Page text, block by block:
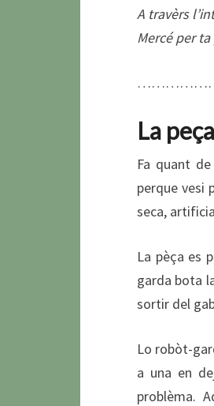
A travèrs
Mercé per
La
Fa quant
perque vesi
seca,
La pèça es
garda bota
sortir del
Lo robòt-
a una en
problèma.